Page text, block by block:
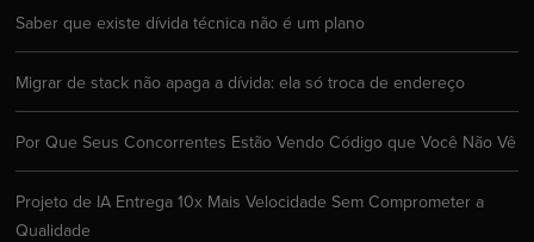
Saber que existe dívida técnica não é um plano
Migrar de stack não apaga a dívida: ela só troca de endereço
Por Que Seus Concorrentes Estão Vendo Código que Você Não Vê
Projeto de IA Entrega 10x Mais Velocidade Sem Comprometer a
Qualidade